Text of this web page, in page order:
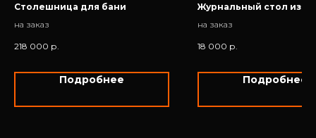
Столешница для бани
на заказ
218 000 р.
Подробнее
Журнальный стол из
на заказ
18 000 р.
Подробнее